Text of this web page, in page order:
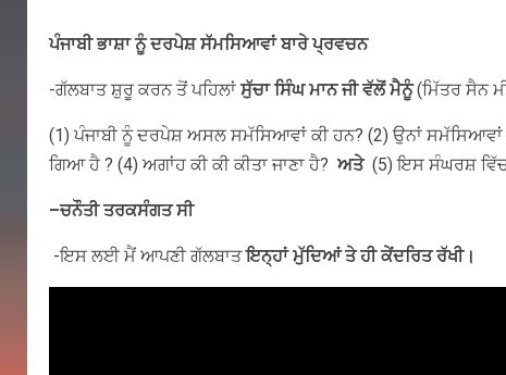
ਪੰਜਾਬੀ ਭਾਸ਼ਾ ਨੂੰ ਦਰਪੇਸ਼ ਸੱਮਸਿਆਵਾਂ ਬਾਰੇ ਪ੍ਰਵਚਨ
-ਗੱਲਬਾਤ ਸ਼ੁਰੂ ਕਰਨ ਤੋਂ ਪਹਿਲਾਂ ਸੁੱਚਾ ਸਿੰਘ ਮਾਨ ਜੀ ਵੱਲੋਂ ਮੈਨੂੰ(ਮਿੱਤਰ ਸੈਨ
(1) ਪੰਜਾਬੀ ਨੂੰ ਦਰਪੇਸ਼ ਅਸਲ ਸਮੱਸਿਆਵਾਂ ਕੀ ਹਨ? (2) ਉਨਾਂ ਸਮੱਸਿਆਵਾਂ
ਗਿਆ ਹੈ ? (4) ਅਗਾਂਹ ਕੀ ਕੀ ਕੀਤਾ ਜਾਣਾ ਹੈ? ਅਤੇ(5) ਇਸ ਸੰਘਰਸ਼ ਵਿੱਚ
–ਚਨੌਤੀ ਤਰਕਸੰਗਤ ਸੀ
-ਇਸ ਲਈ ਮੈਂ ਆਪਣੀ ਗੱਲਬਾਤਇਨ੍ਹਾਂ ਮੁੱਦਿਆਂ ਤੇ ਹੀ ਕੇਂਦਰਿਤ ਰੱਖੀ।